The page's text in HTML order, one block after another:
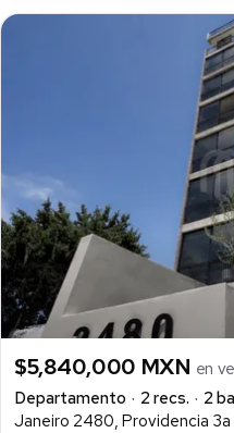
$5,840,000 MXN en
Departamento
2 recs. 2
Janeiro 2480, Providencia 3a